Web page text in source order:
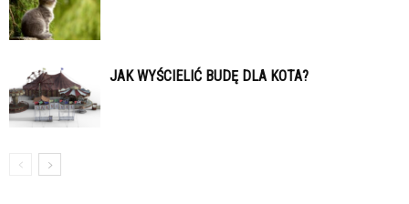
JAK WYŚCIELIĆ BUDĘ DLA KOTA?